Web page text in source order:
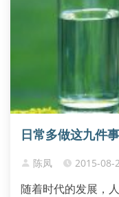
日常多做这九件
陈凤 2015-08-
随着时代的发展，